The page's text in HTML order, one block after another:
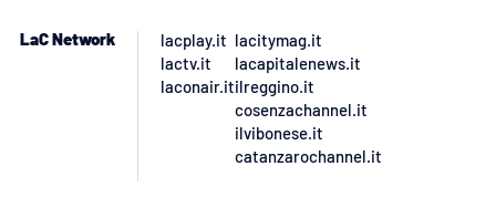
LaC Network
lacplay.it
lactv.it
laconair.it
lacitymag.it
lacapitalenews.it
ilreggino.it
cosenzachannel.it
ilvibonese.it
catanzarochannel.it